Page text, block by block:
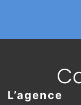
L’agence